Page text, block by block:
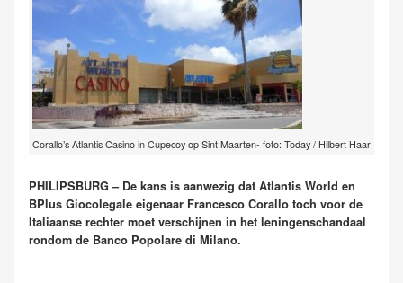
Corallo’s Atlantis Casino in Cupecoy op Sint Maarten- foto: Today / Hilbert Haar
PHILIPSBURG – De kans is aanwezig dat Atlantis World en
BPlus Giocolegale eigenaar Francesco Corallo toch voor de
Italiaanse rechter moet verschijnen in het leningenschandaal
rondom de Banco Popolare di Milano.